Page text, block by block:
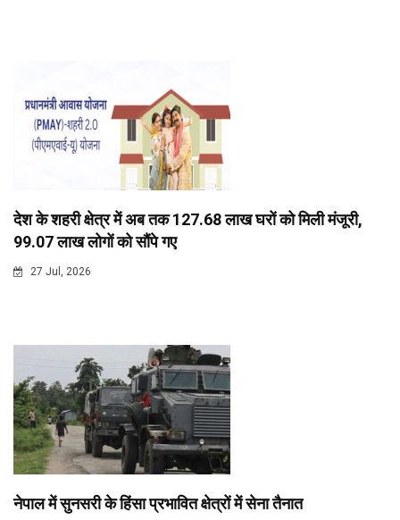
देश के शहरी क्षेत्र में अब तक 127.68 लाख घरों को मिली मंजूरी,
99.07 लाख लोगों को सौंपे गए
27 Jul, 2026
नेपाल में सुनसरी के हिंसा प्रभावित क्षेत्रों में सेना तैनात